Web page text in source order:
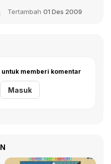
Tertambah 01 Des 2009
memberi komentar
Masuk